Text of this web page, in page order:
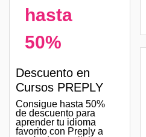
hasta
50%
Descuento en
Cursos PREPLY
Consigue hasta 50%
de descuento para
aprender tu idioma
favorito con Preply a